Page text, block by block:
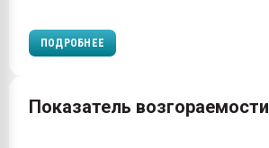
ПОДРОБНЕЕ
Показатель возгораемости